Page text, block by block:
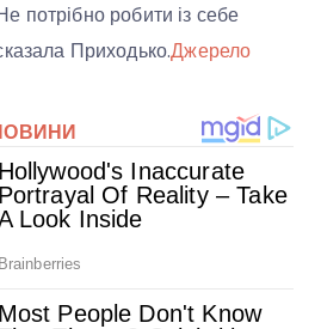
потрібно робити із себе
Приходько.Джерело